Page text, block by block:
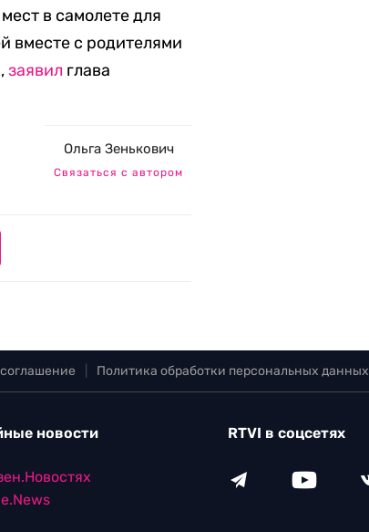
в самолете для
вместе с родителями
заявил глава
Ольга Зенькович
Связаться с автором
Политика обработки персональных данных
новости RTVI в соцсетях